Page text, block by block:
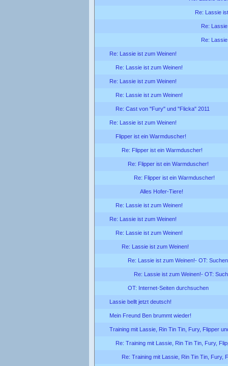
Re: Lassie
Re:
Re:
Re: Lassie ist zum Weinen!
Re: Lassie ist zum Weinen!
Re: Lassie ist zum Weinen!
Re: Lassie ist zum Weinen!
Re: Cast von "Fury" und "Flicka" 2011
Re: Lassie ist zum Weinen!
Flipper ist ein Warmduscher!
Re: Flipper ist ein Warmduscher!
Re: Flipper ist ein Warmduscher!
Re: Flipper ist ein Warmduscher!
Alles Hofer-Tiere!
Re: Lassie ist zum Weinen!
Re: Lassie ist zum Weinen!
Re: Lassie ist zum Weinen!
Re: Lassie ist zum Weinen!
Re: Lassie ist zum Weinen!- OT: Suchen
Re: Lassie ist zum Weinen!- OT:
OT: Internet-Seiten durchsuchen
Lassie bellt jetzt deutsch!
Mein Freund Ben brummt wieder!
Training mit Lassie, Rin Tin Tin, Fury, Flipper
Re: Training mit Lassie, Rin Tin Tin, Fury,
Re: Training mit Lassie, Rin Tin Tin, Fury,